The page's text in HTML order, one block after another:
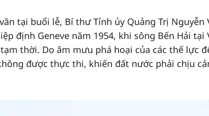
tại buổi lễ, Bí thư Tỉnh ủy Quảng Trị Nguyễn
định Geneve năm 1954, khi sông Bến Hải
thời. Do âm mưu phá hoại của các thế lực
được thực thi, khiến đất nước phải chịu